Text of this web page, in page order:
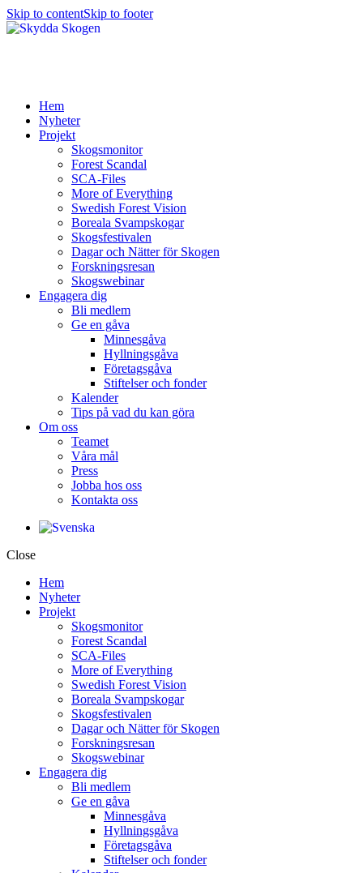
Skip to contentSkip to footer
Hem
Nyheter
Projekt
Skogsmonitor
Forest Scandal
SCA-Files
More of Everything
Swedish Forest Vision
Boreala Svampskogar
Skogsfestivalen
Dagar och Nätter för Skogen
Forskningsresan
Skogswebinar
Engagera dig
Bli medlem
Ge en gåva
Minnesgåva
Hyllningsgåva
Företagsgåva
Stiftelser och fonder
Kalender
Tips på vad du kan göra
Om oss
Teamet
Våra mål​
Press
Jobba hos oss
Kontakta oss
Close
Hem
Nyheter
Projekt
Skogsmonitor
Forest Scandal
SCA-Files
More of Everything
Swedish Forest Vision
Boreala Svampskogar
Skogsfestivalen
Dagar och Nätter för Skogen
Forskningsresan
Skogswebinar
Engagera dig
Bli medlem
Ge en gåva
Minnesgåva
Hyllningsgåva
Företagsgåva
Stiftelser och fonder